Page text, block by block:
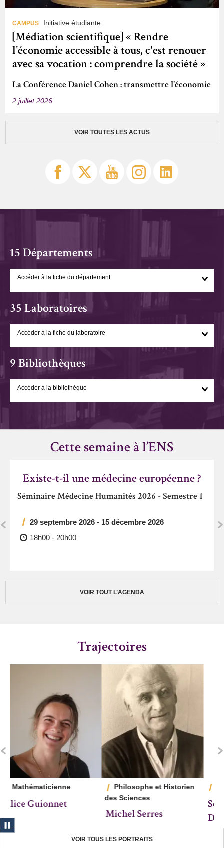
CAMPUS Initiative étudiante
[Médiation scientifique] « Rendre
l’économie accessible à tous, c'est renouer
avec sa vocation : comprendre la société »
La Conférence Daniel Cohen : transmettre l’économie
2 juillet 2026
VOIR TOUTES LES ACTUS
15 Départements
Accéder à la fiche du département
35 Laboratoires
Accéder à la fiche du laboratoire
9 Bibliothèques
Accéder à la bibliothèque
Cette semaine à l’ENS
Existe-t-il une médecine européenne ?
Séminaire Médecine Humanités 2026 - Semestre 1
29 septembre 2026 - 15 décembre 2026
18h00 - 20h00
VOIR TOUT L’AGENDA
Trajectoires
Philosophe
Souleymane Bachir
Diagne
Mathématicienne
Sylvia Serfaty
VOIR TOUS LES PORTRAITS